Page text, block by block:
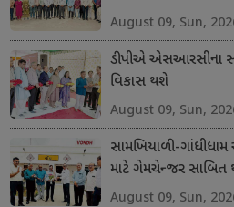
August 09, Sun,
ડીપીએ એસઆરસીના
વિકાસ થશે
August 09, Sun,
સામખિયાળી-ગાંધીધામ
માટે ગેમચેન્જર સાબિત
August 09, Sun,